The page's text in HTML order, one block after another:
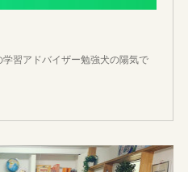
学習アドバイザー勉強犬の陽気で